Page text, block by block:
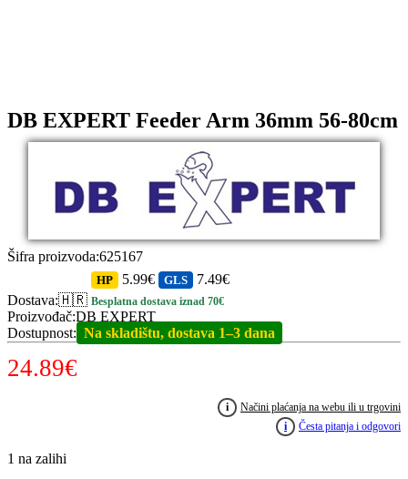
DB EXPERT Feeder Arm 36mm 56-80cm
Šifra proizvoda:625167
Dostava:🇭🇷
HP 5.99€ GLS 7.49€
Besplatna dostava iznad 70€
Proizvođač:DB EXPERT
Dostupnost: Na skladištu, dostava 1–3 dana
24.89€
i
Načini plaćanja na webu ili u trgovini
i
Česta pitanja i odgovori
1 na zalihi